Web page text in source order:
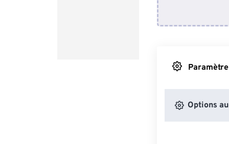
Options